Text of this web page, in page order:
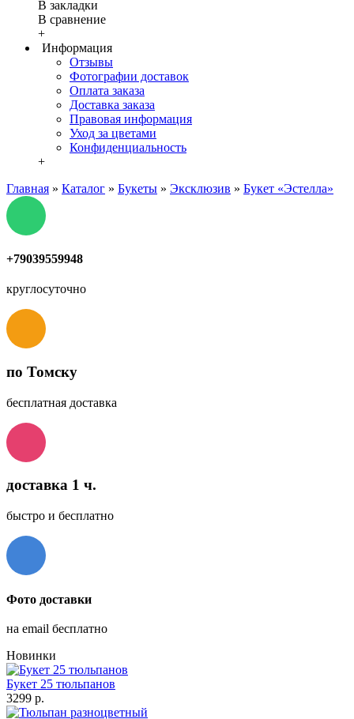
В закладки
В сравнение
+
Информация
Отзывы
Фотографии доставок
Оплата заказа
Доставка заказа
Правовая информация
Уход за цветами
Конфиденциальность
+
Главная » Каталог » Букеты » Эксклюзив » Букет «Эстелла»
+79039559948
круглосуточно
по Томску
бесплатная доставка
доставка 1 ч.
быстро и бесплатно
Фото доставки
на email бесплатно
Новинки
Букет 25 тюльпанов
3299 р.